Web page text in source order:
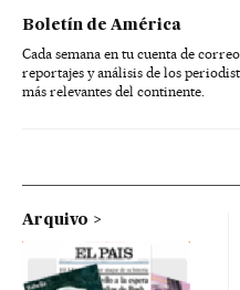
Boletín de América
Cada semana en tu cuenta de
reportajes y análisis de los
más relevantes del continente.
Arquivo